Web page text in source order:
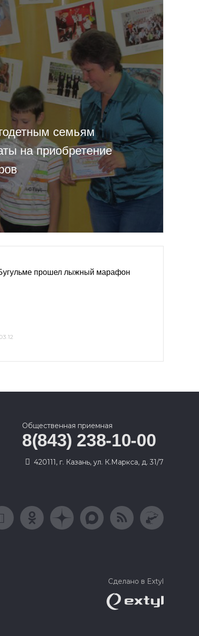
семьям
на приобретение
прошел лыжный марафон
Общественная приемная
8(843) 238-10-00
420111, г. Казань, ул. К.Маркса, д. 31/7
Сделано в Extyl